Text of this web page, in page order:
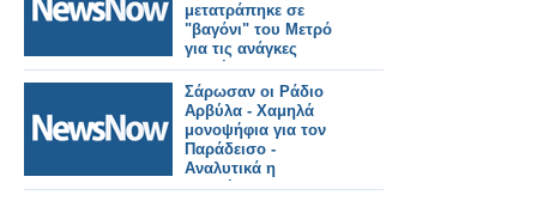
μετατράπηκε σε
"βαγόνι" του Μετρό
για τις ανάγκες
ενημέρωσης των
πολιτών
Σάρωσαν οι Ράδιο
Αρβύλα - Χαμηλά
μονοψήφια για τον
Παράδεισο -
Αναλυτικά η
τηλεθέαση (6/11/2023)